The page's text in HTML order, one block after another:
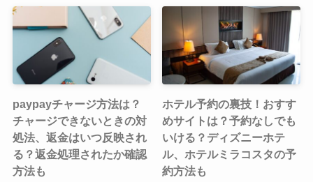
paypayチャージ方法は？
チャージできないときの対
処法、返金はいつ反映され
る？返金処理されたか確認
方法も
ホテル予約の裏技！おすす
めサイトは？予約なしでも
いける？ディズニーホテ
ル、ホテルミラコスタの予
約方法も